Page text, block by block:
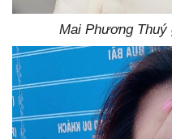
Mai Phương Thuý